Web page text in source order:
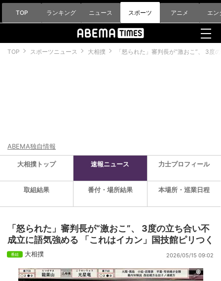
TOP ランキング ニュース スポーツ アニメ エン
TOP スポーツニュース 大相撲 「怒られた」審判長が“激おこ”、 3
ABEMA独自情報
大相撲トップ 速報ニュース 力士プロフィール
取組結果 番付・場所結果 本場所・巡業日程
「怒られた」審判長が“激おこ”、 3度の立ち合い不
成立に語気強める 「これはイカン」国技館ピリつく
大相撲 2026/05/15 09:02